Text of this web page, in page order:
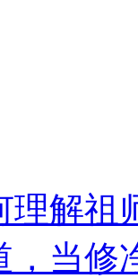
理解祖
，当修